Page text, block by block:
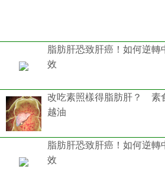
脂肪肝恐致肝癌！如何逆
效
改吃素照樣得脂肪肝？ 素
越油
脂肪肝恐致肝癌！如何逆
效